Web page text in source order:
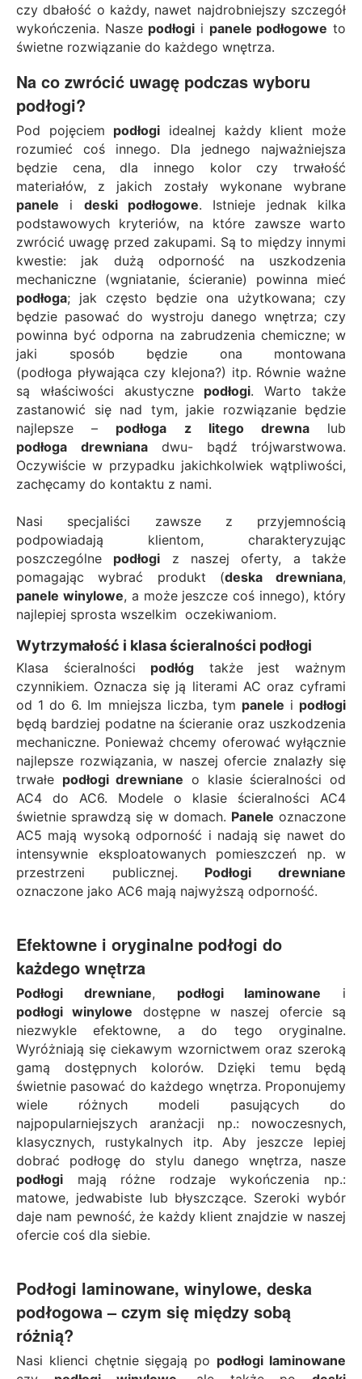
czy dbałość o każdy, nawet najdrobniejszy szczegół
wykończenia. Nasze podłogi i panele podłogowe to
świetne rozwiązanie do każdego wnętrza.
Na co zwrócić uwagę podczas wyboru
podłogi?
Pod pojęciem podłogi idealnej każdy klient może
rozumieć coś innego. Dla jednego najważniejsza
będzie cena, dla innego kolor czy trwałość
materiałów, z jakich zostały wykonane wybrane
panele i deski podłogowe. Istnieje jednak kilka
podstawowych kryteriów, na które zawsze warto
zwrócić uwagę przed zakupami. Są to między innymi
kwestie: jak dużą odporność na uszkodzenia
mechaniczne (wgniatanie, ścieranie) powinna mieć
podłoga; jak często będzie ona użytkowana; czy
będzie pasować do wystroju danego wnętrza; czy
powinna być odporna na zabrudzenia chemiczne; w
jaki sposób będzie ona montowana
(podłoga pływająca czy klejona?) itp. Równie ważne
są właściwości akustyczne podłogi. Warto także
zastanowić się nad tym, jakie rozwiązanie będzie
najlepsze – podłoga z litego drewnalub
podłoga
drewniana dwu- bądź trójwarstwowa.
Oczywiście w przypadku jakichkolwiek wątpliwości,
zachęcamy do kontaktu z nami.
Nasi specjaliści zawsze z przyjemnością
podpowiadają klientom, charakteryzując
poszczególne podłogi z naszej oferty, a także
pomagając wybrać produkt (deska drewniana,
panele winylowe, a może jeszcze coś innego), który
najlepiej sprosta wszelkim oczekiwaniom.
Wytrzymałość i klasa ścieralności podłogi
Klasa ścieralności podłóg także jest ważnym
czynnikiem. Oznacza się ją literami AC oraz cyframi
od 1 do 6. Im mniejsza liczba, tym panele i podłogi
będą bardziej podatne na ścieranie oraz uszkodzenia
mechaniczne. Ponieważ chcemy oferować wyłącznie
najlepsze rozwiązania, w naszej ofercie znalazły się
trwałe podłogi drewniane o klasie ścieralności od
AC4 do AC6. Modele o klasie ścieralności AC4
świetnie sprawdzą się w domach. Panele oznaczone
AC5 mają wysoką odporność i nadają się nawet do
intensywnie eksploatowanych pomieszczeń np. w
przestrzeni publicznej. Podłogi drewniane
oznaczone jako AC6 mają najwyższą odporność.
Efektowne i oryginalne podłogi do
każdego wnętrza
Podłogi drewniane, podłogi laminowane i
podłogi winylowe dostępne w naszej ofercie są
niezwykle efektowne, a do tego oryginalne.
Wyróżniają się ciekawym wzornictwem oraz szeroką
gamą dostępnych kolorów. Dzięki temu będą
świetnie pasować do każdego wnętrza. Proponujemy
wiele różnych modeli pasujących do
najpopularniejszych aranżacji np.: nowoczesnych,
klasycznych, rustykalnych itp. Aby jeszcze lepiej
dobrać podłogę do stylu danego wnętrza, nasze
podłogi mają różne rodzaje wykończenia np.:
matowe, jedwabiste lub błyszczące. Szeroki wybór
daje nam pewność, że każdy klient znajdzie w naszej
ofercie coś dla siebie.
Podłogi laminowane, winylowe, deska
podłogowa – czym się między sobą
różnią?
Nasi klienci chętnie sięgają po podłogi laminowane